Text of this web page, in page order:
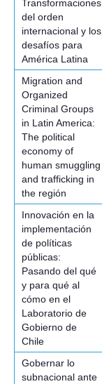
Transformaciones
del orden
internacional y los
desafíos para
América Latina
Migration and
Organized
Criminal Groups
in Latin America:
The political
economy of
human smuggling
and trafficking in
the región
Innovación en la
implementación
de políticas
públicas:
Pasando del qué
y para qué al
cómo en el
Laboratorio de
Gobierno de
Chile
Gobernar lo
subnacional ante